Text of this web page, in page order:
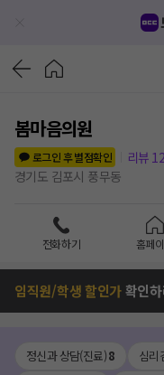
봄마음의원
로그인 후 별점확인
리뷰 12
경기도 김포시 풍무동
전화하기 홈페
임직원/학생 할인가확인
정신과 상담(진료)8 심리